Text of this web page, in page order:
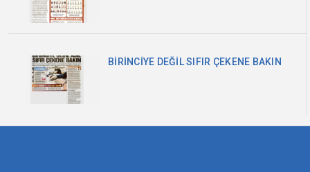
BİRİNCİYE DEĞİL SIFIR ÇEKENE BAKIN